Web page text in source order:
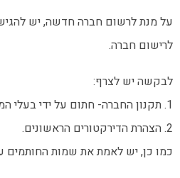
על מנת לרשום חברה חדשה, יש
לרישום חברה.
לבקשה יש לצרף:
1. תקנון החברה- חתום על ידי בעלי המניות.
2. הצהרת הדירקטורים הראשונים.
כמו כן, יש לאמת את שמות החותמים